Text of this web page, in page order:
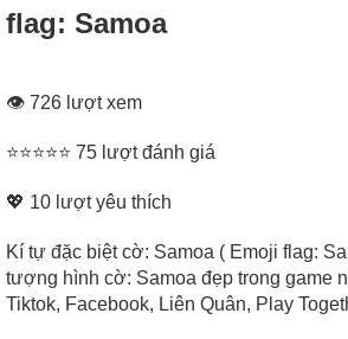
flag: Samoa
👁 726 lượt xem
⭐⭐⭐⭐⭐ 75 lượt đánh giá
💖 10 lượt yêu thích
Kí tự đặc biệt cờ: Samoa ( Emoji flag:
tượng hình cờ: Samoa đẹp trong game
Tiktok, Facebook, Liên Quân, Play